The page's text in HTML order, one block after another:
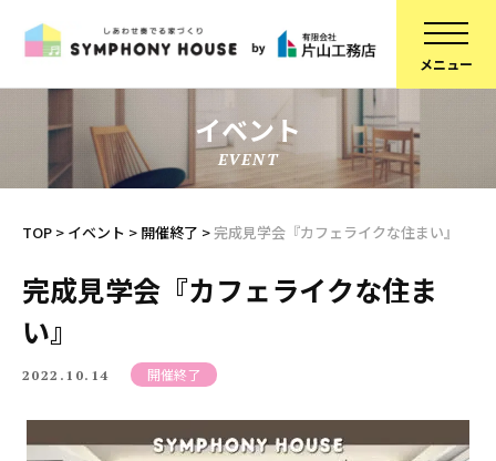
家づくりについて
建物について
お知らせ
不動産情報
リフォーム
スタッフ紹介
コラム
採用情報
個人情報保護方針
イベント
EVENT
TOP > イベント > 開催終了 >完成見学会『カフェライクな住まい』
完成見学会『カフェライクな住ま
い』
2022.10.14 開催終了